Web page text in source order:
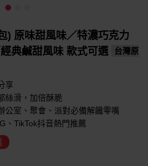
) 原味甜風味／特濃巧克力
典鹹甜風味 款式可選
台灣原
享
絲滑，加倍酥脆
公室、聚會、派對必備解饞零嘴
、TikTok抖音熱門推薦